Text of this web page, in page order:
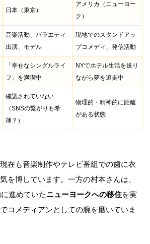
日本（東京）
アメリカ（ニューヨー
ク）
音楽活動、バラエティ
出演、モデル
現地でのスタンドアッ
プコメディ、発信活動
「幸せなシングルライ
フ」を満喫中
NYでホテル生活を送り
ながら夢を追走中
確認されていない
（SNSの繋がりも希
薄？）
物理的・精神的に距離
がある状態
在も音楽制作やテレビ番組での歯に衣
を博しています。一方の村本さんは、
進めていたニューヨークへの移住を実
コメディアンとしての腕を磨いていま